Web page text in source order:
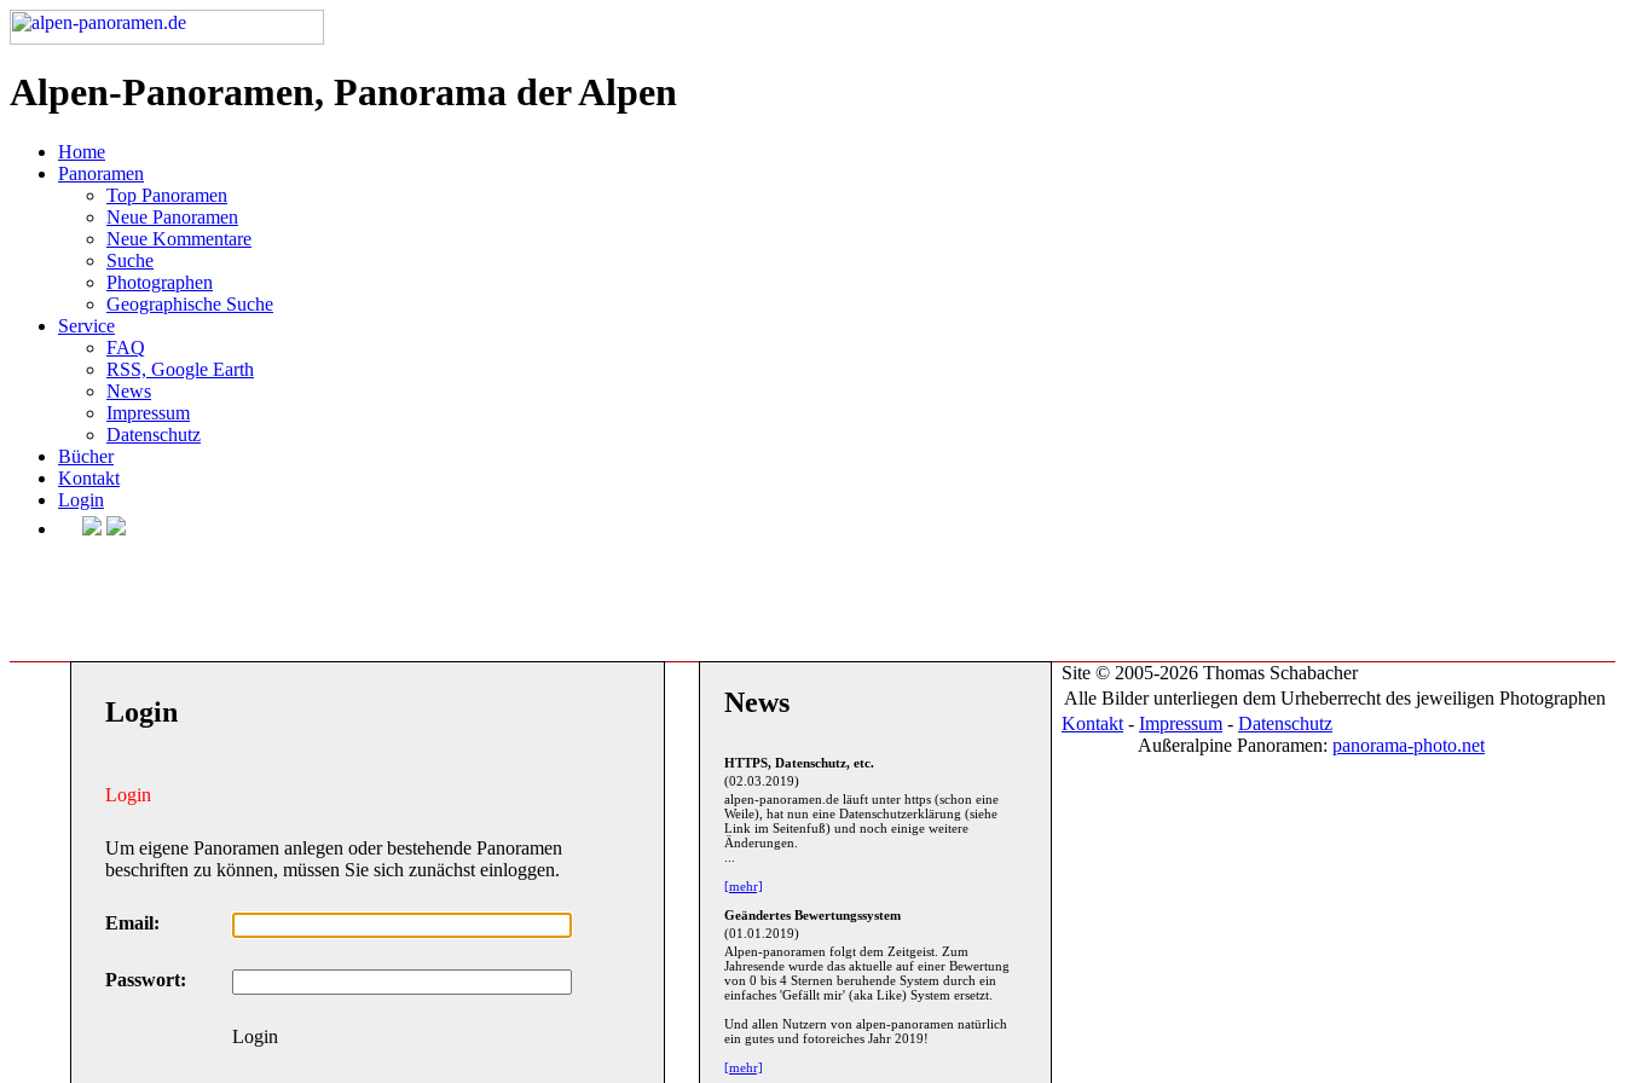
Alpen-Panoramen, Panorama der Alpen
Home
Panoramen
Top Panoramen
Neue Panoramen
Neue Kommentare
Suche
Photographen
Geographische Suche
Service
FAQ
RSS, Google Earth
News
Impressum
Datenschutz
Bücher
Kontakt
Login
Login
Login
Um eigene Panoramen anlegen oder bestehende Panoramen
beschriften zu können, müssen Sie sich zunächst einloggen.
Email:
Passwort:
Login
News
HTTPS, Datenschutz, etc.
(02.03.2019)
alpen-panoramen.de läuft unter https (schon eine
Weile), hat nun eine Datenschutzerklärung (siehe
Link im Seitenfuß) und noch einige weitere
Änderungen.
[mehr]
Geändertes Bewertungssystem
(01.01.2019)
Alpen-panoramen folgt dem Zeitgeist. Zum
Jahresende wurde das aktuelle auf einer Bewertung
von 0 bis 4 Sternen beruhende System durch ein
einfaches 'Gefällt mir' (aka Like) System ersetzt.
Und allen Nutzern von alpen-panoramen natürlich
ein gutes und fotoreiches Jahr 2019!
[mehr]
Site © 2005-2026 Thomas Schabacher
Alle Bilder unterliegen dem Urheberrecht des jeweiligen Photographen
Kontakt - Impressum - Datenschutz
Außeralpine Panoramen: panorama-photo.net